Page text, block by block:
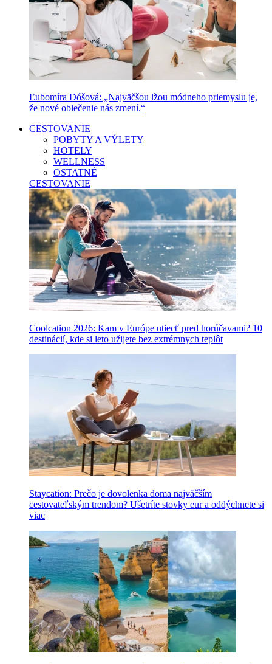
Ľubomíra Dóšová: „Najväčšou lžou módneho priemyslu je,
že nové oblečenie nás zmení.“
CESTOVANIE
POBYTY A VÝLETY
HOTELY
WELLNESS
OSTATNÉ
CESTOVANIE
Coolcation 2026: Kam v Európe utiecť pred horúčavami? 10
destinácií, kde si leto užijete bez extrémnych teplôt
Staycation: Prečo je dovolenka doma najväčším
cestovateľským trendom? Ušetríte stovky eur a oddýchnete si
viac